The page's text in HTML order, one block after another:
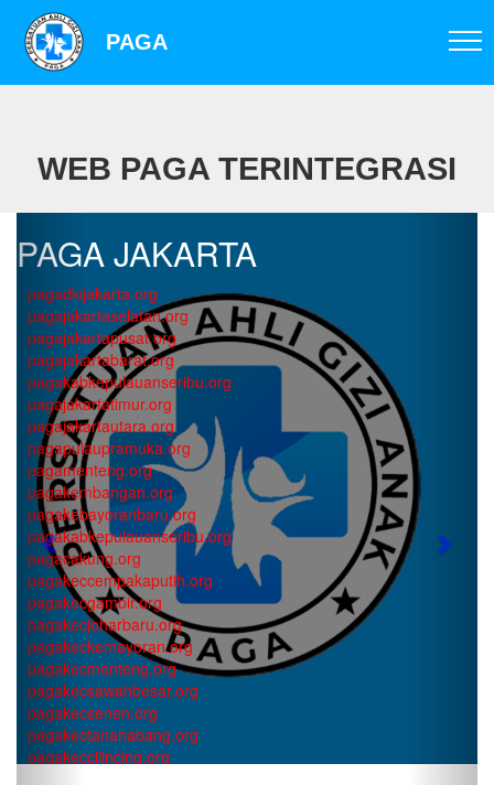
PAGA
WEB PAGA TERINTEGRASI
PAGA JAKARTA
pagadkijakarta.org
pagajakartaselatan.org
pagajakartapusat.org
pagajakartabarat.org
pagakabkepulauanseribu.org
pagajakartatimur.org
pagajakartautara.org
pagapulaupramuka.org
pagamenteng.org
pagakembangan.org
pagakebayoranbaru.org
pagakabkepulauanseribu.org
pagacakung.org
pagakeccempakaputih.org
pagakecgambir.org
pagakecjoharbaru.org
pagakeckemayoran.org
pagakecmenteng.org
pagakecsawahbesar.org
pagakecsenen.org
pagakectanahabang.org
pagakeccilincing.org
Previous Next